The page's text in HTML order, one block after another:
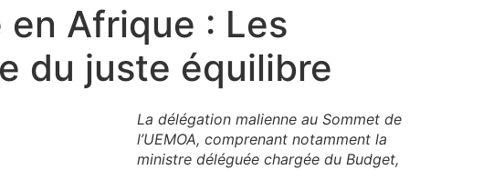
Afrique : Les
du juste équilibre
La délégation malienne au Sommet de
l’UEMOA, comprenant notamment la
ministre déléguée chargée du Budget,